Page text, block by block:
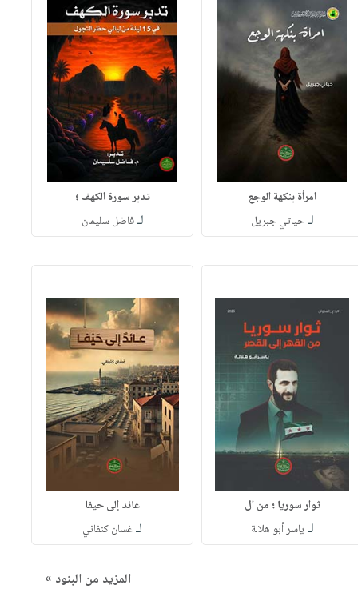
امرأة بنكهة الوجع
لـحياتي جبريل
تدبر سورة الكهف ؛
لـفاضل سليمان
ثوار سوريا ؛ من ال
لـ ياسر أبو هلالة
عائد إلى حيفا
لـغسان كنفاني
المزيد من البنود »